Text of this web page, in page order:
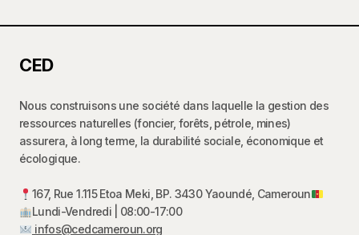
CED
Nous construisons une société dans laquelle la gestion des
ressources naturelles (foncier, forêts, pétrole, mines)
assurera, à long terme, la durabilité sociale, économique et
écologique.
167, Rue 1.115 Etoa Meki, BP. 3430 Yaoundé, Cameroun
Lundi-Vendredi | 08:00-17:00
infos@cedcameroun.org